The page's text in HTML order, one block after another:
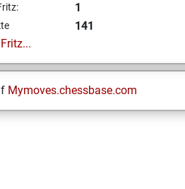
1
141
Mymoves.chessbase.com